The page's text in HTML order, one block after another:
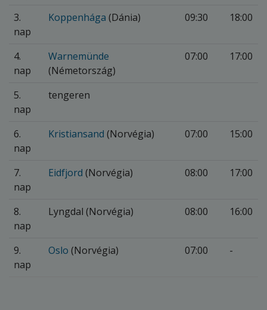
3.
nap
Koppenhága (Dánia) 09:30 18:00
4.
nap
Warnemünde
(Németország)
07:00 17:00
5.
nap
tengeren
6.
nap
Kristiansand (Norvégia) 07:00 15:00
7.
nap
Eidfjord (Norvégia) 08:00 17:00
8.
nap
Lyngdal (Norvégia) 08:00 16:00
9.
nap
Oslo (Norvégia) 07:00 -